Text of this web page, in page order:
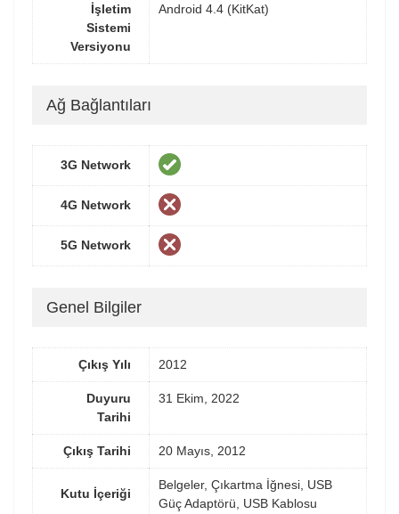
İşletim
Sistemi
Versiyonu
Android 4.4 (KitKat)
Ağ Bağlantıları
3G Network
4G Network
5G Network
Genel Bilgiler
Çıkış Yılı 2012
Duyuru
Tarihi
31 Ekim, 2022
Çıkış Tarihi 20 Mayıs, 2012
Kutu İçeriği
Belgeler, Çıkartma İğnesi, USB
Güç Adaptörü, USB Kablosu